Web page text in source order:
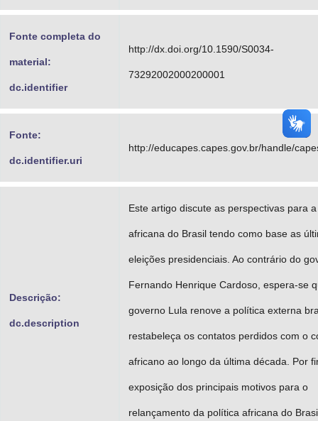
Fonte completa do
material:
dc.identifier
http://dx.doi.org/10.1590/S0034-
73292002000200001
Fonte:
dc.identifier.uri
http://educapes.capes.gov.br/handle/
Descrição:
dc.description
Este artigo discute as perspectivas para
africana do Brasil tendo como base as
eleições presidenciais. Ao contrário do
Fernando Henrique Cardoso, espera-se
governo Lula renove a política externa
restabeleça os contatos perdidos com o
africano ao longo da última década. Por
exposição dos principais motivos para o
relançamento da política africana do